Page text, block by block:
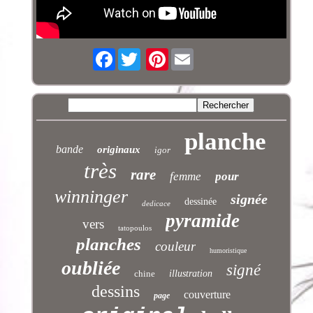
Facebook Pinterest
bande originaux igor planche
très rare femme pour
winninger dedicace dessinée signée
vers tatopoulos pyramide
planches couleur humoristique
oubliée chine illustration signé
dessins page couverture